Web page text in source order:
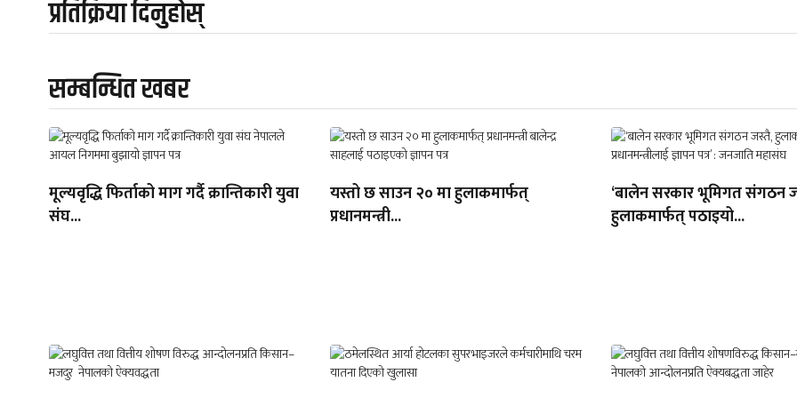
प्रतिक्रिया दिनुहोस्
सम्बन्धित खबर
मूल्यवृद्धि फिर्ताको माग गर्दै क्रान्तिकारी युवा
संघ...
यस्तो छ साउन २० मा हुलाकमार्फत्
प्रधानमन्त्री...
‘बालेन सरकार भूमिगत संगठन
हुलाकमार्फत् पठाइयो...